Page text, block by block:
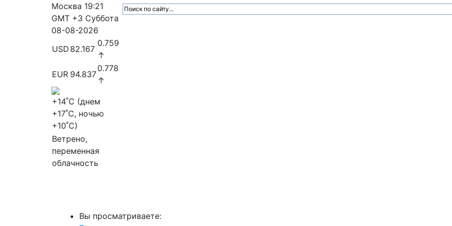
Москва 19:21
GMT +3 Суббота
08-08-2026
USD 82.167
0.759
↑
EUR 94.837
0.778
↑
+14˚C (днем
+17˚C, ночью
+10˚C)
Ветрено,
переменная
облачность
Вы просматриваете: